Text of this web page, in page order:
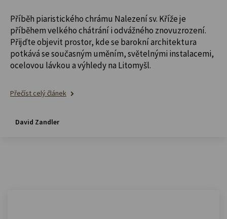
Příběh piaristického chrámu Nalezení sv. Kříže je
příběhem velkého chátrání i odvážného znovuzrození.
Přijďte objevit prostor, kde se barokní architektura
potkává se současným uměním, světelnými instalacemi,
ocelovou lávkou a výhledy na Litomyšl.
Přečíst celý článek
David Zandler